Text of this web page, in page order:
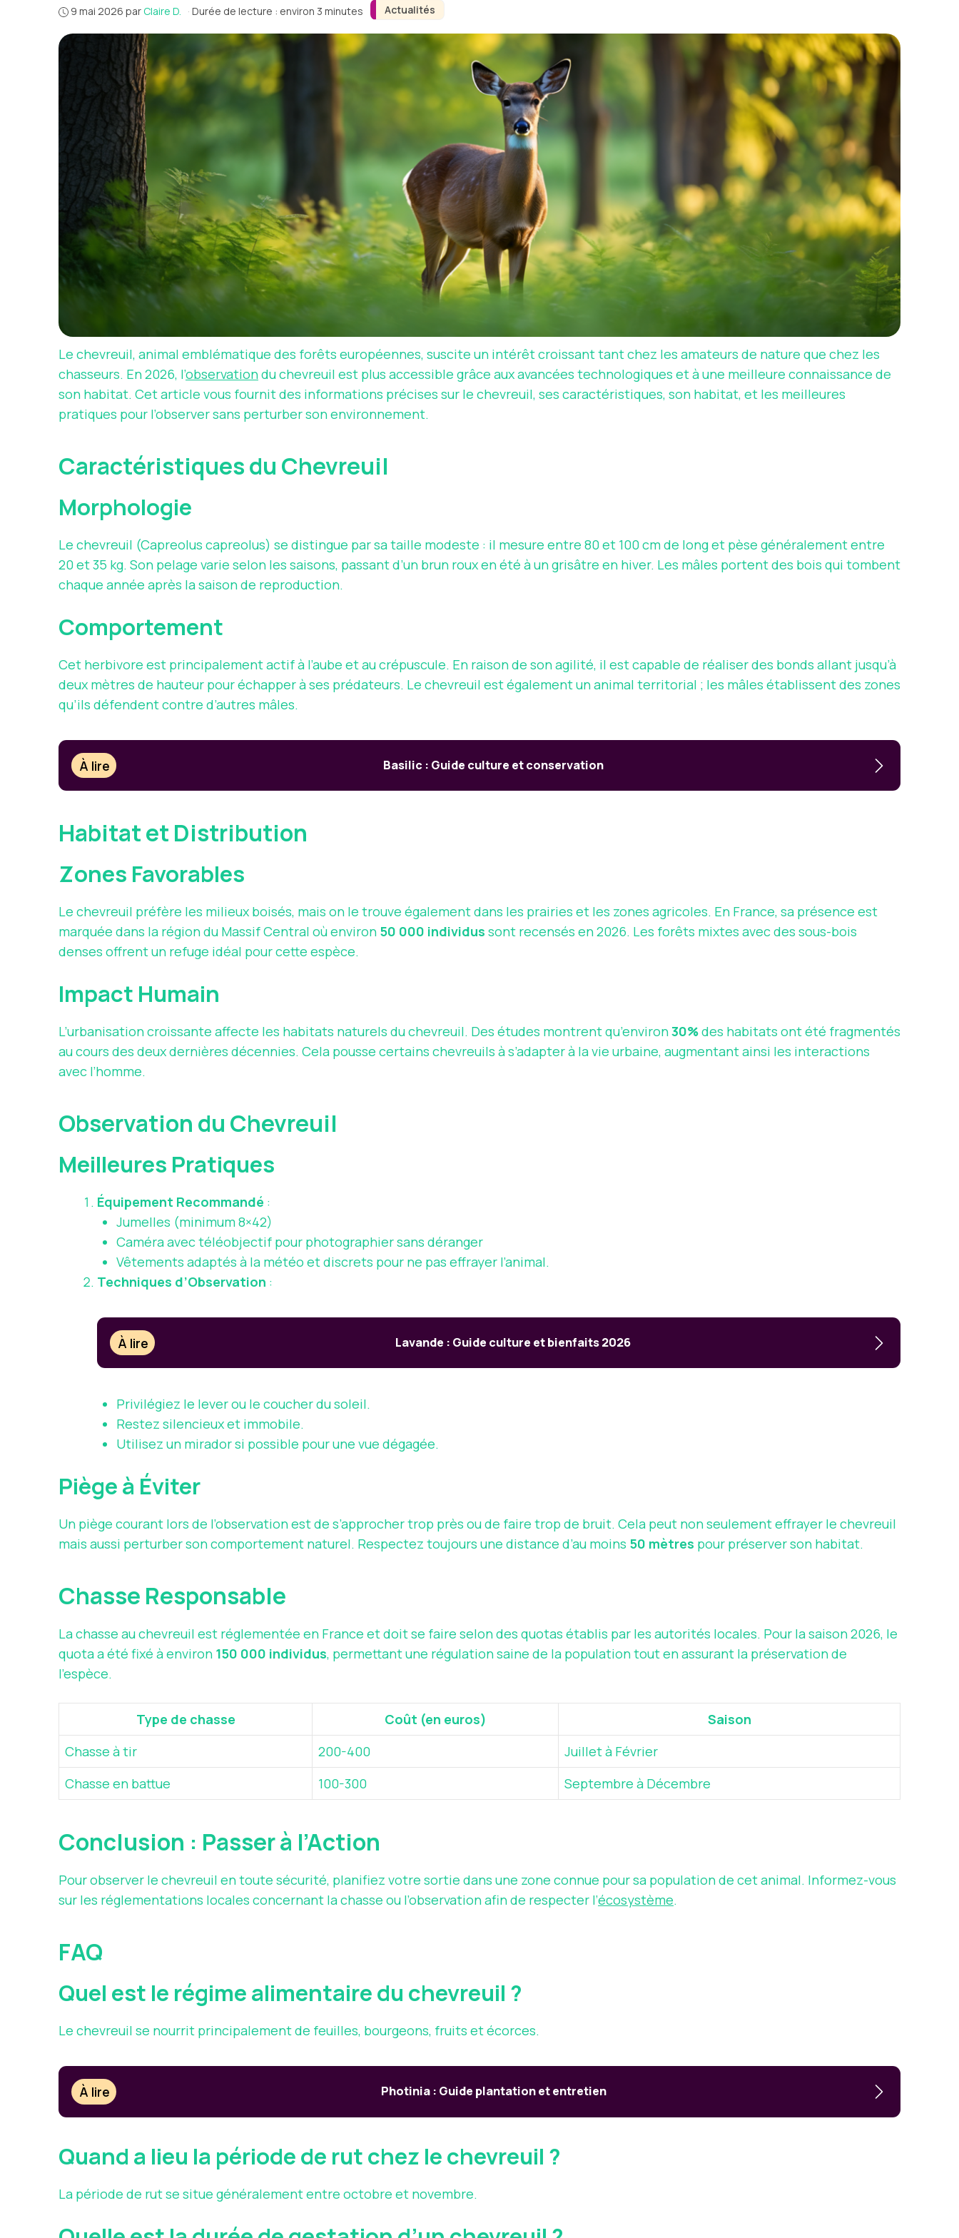
Actualités
9 mai 2026 par Claire D. · Durée de lecture : environ 3 minutes
Le chevreuil, animal emblématique des forêts européennes, suscite un intérêt croissant tant chez les amateurs de nature que chez les
chasseurs. En 2026, l’observationdu chevreuil est plus accessible grâce aux avancées technologiques et à une meilleure connaissance de
son habitat. Cet article vous fournit des informations précises sur le chevreuil, ses caractéristiques, son habitat, et les meilleures
pratiques pour l’observer sans perturber son environnement.
Caractéristiques du Chevreuil
Morphologie
Le chevreuil (Capreolus capreolus) se distingue par sa taille modeste : il mesure entre 80 et 100 cm de long et pèse généralement entre
20 et 35 kg. Son pelage varie selon les saisons, passant d’un brun roux en été à un grisâtre en hiver. Les mâles portent des bois qui tombent
chaque année après la saison de reproduction.
Comportement
Cet herbivore est principalement actif à l’aube et au crépuscule. En raison de son agilité, il est capable de réaliser des bonds allant jusqu’à
deux mètres de hauteur pour échapper à ses prédateurs. Le chevreuil est également un animal territorial ; les mâles établissent des zones
qu’ils défendent contre d’autres mâles.
À lire Basilic : Guide culture et conservation
Habitat et Distribution
Zones Favorables
Le chevreuil préfère les milieux boisés, mais on le trouve également dans les prairies et les zones agricoles. En France, sa présence est
marquée dans la région du Massif Central où environ 50 000 individus sont recensés en 2026. Les forêts mixtes avec des sous-bois
denses offrent un refuge idéal pour cette espèce.
Impact Humain
L’urbanisation croissante affecte les habitats naturels du chevreuil. Des études montrent qu’environ30%des habitats ont été fragmentés
au cours des deux dernières décennies. Cela pousse certains chevreuils à s’adapter à la vie urbaine, augmentant ainsi les interactions
avec l’homme.
Observation du Chevreuil
Meilleures Pratiques
Équipement Recommandé :
Jumelles (minimum 8×42)
Caméra avec téléobjectif pour photographier sans déranger
Vêtements adaptés à la météo et discrets pour ne pas effrayer l’animal.
Techniques d’Observation :
À lire Lavande : Guide culture et bienfaits 2026
Privilégiez le lever ou le coucher du soleil.
Restez silencieux et immobile.
Utilisez un mirador si possible pour une vue dégagée.
Piège à Éviter
Un piège courant lors de l’observation est de s’approcher trop près ou de faire trop de bruit. Cela peut non seulement effrayer le chevreuil
mais aussi perturber son comportement naturel. Respectez toujours une distance d’au moins 50 mètres pour préserver son habitat.
Chasse Responsable
La chasse au chevreuil est réglementée en France et doit se faire selon des quotas établis par les autorités locales. Pour la saison 2026, le
quota a été fixé à environ 150 000 individus, permettant une régulation saine de la population tout en assurant la préservation de
l’espèce.
Type de chasse Coût (en euros)
Saison
Chasse à tir
200-400
Juillet à Février
Chasse en battue
100-300 Septembre à Décembre
Conclusion : Passer à l’Action
Pour observer le chevreuil en toute sécurité, planifiez votre sortie dans une zone connue pour sa population de cet animal. Informez-vous
sur les réglementations locales concernant la chasse ou l’observation afin de respecter l’écosystème.
FAQ
Quel est le régime alimentaire du chevreuil ?
Le chevreuil se nourrit principalement de feuilles, bourgeons, fruits et écorces.
À lire Photinia : Guide plantation et entretien
Quand a lieu la période de rut chez le chevreuil ?
La période de rut se situe généralement entre octobre et novembre.